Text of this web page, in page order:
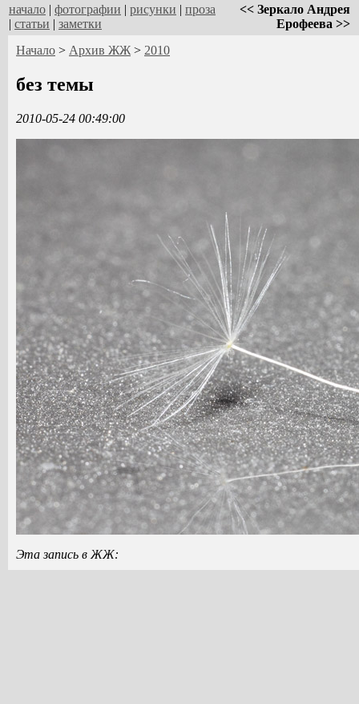
начало | фотографии | рисунки | проза
| статьи | заметки
<< Зеркало Андрея
Ерофеева >>
Начало > Архив ЖЖ > 2010
без темы
2010-05-24 00:49:00
Эта запись в ЖЖ: